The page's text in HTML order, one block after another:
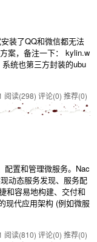
装了QQ和微信都无法
案，备注一下： kylin.w
统也第三方封装的ubu
阅读(298) 评论(0) 推荐(0)
置和管理微服务。Nac
动态服务发现、服务配
和容易地构建、交付和
现代应用架构 (例如微服
阅读(810) 评论(0) 推荐(0)